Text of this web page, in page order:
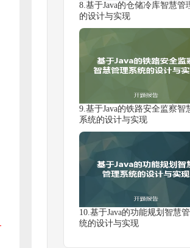
8.基于Java的仓储冷库智慧管
的设计与实现
9.基于Java的铁路安全监察智
系统的设计与实现
10.基于Java的功能规划智慧
统的设计与实现